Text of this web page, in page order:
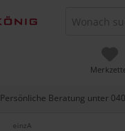
Persönliche Beratung unter
einzA